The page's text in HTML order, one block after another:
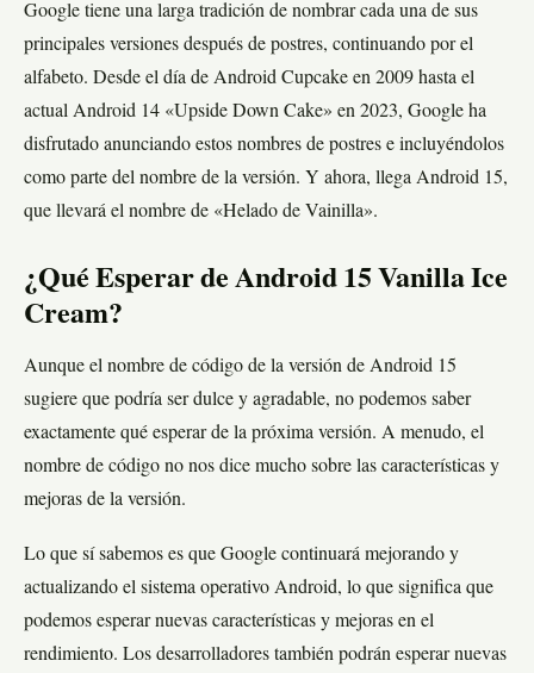
Google tiene una larga tradición de nombrar cada una de sus
principales versiones después de postres, continuando por el
alfabeto. Desde el día de Android Cupcake en 2009 hasta el
actual Android 14 «Upside Down Cake» en 2023, Google ha
disfrutado anunciando estos nombres de postres e incluyéndolos
como parte del nombre de la versión. Y ahora, llega Android 15,
que llevará el nombre de «Helado de Vainilla».
¿Qué Esperar de Android 15 Vanilla Ice
Cream?
Aunque el nombre de código de la versión de Android 15
sugiere que podría ser dulce y agradable, no podemos saber
exactamente qué esperar de la próxima versión. A menudo, el
nombre de código no nos dice mucho sobre las características y
mejoras de la versión.
Lo que sí sabemos es que Google continuará mejorando y
actualizando el sistema operativo Android, lo que significa que
podemos esperar nuevas características y mejoras en el
rendimiento. Los desarrolladores también podrán esperar nuevas